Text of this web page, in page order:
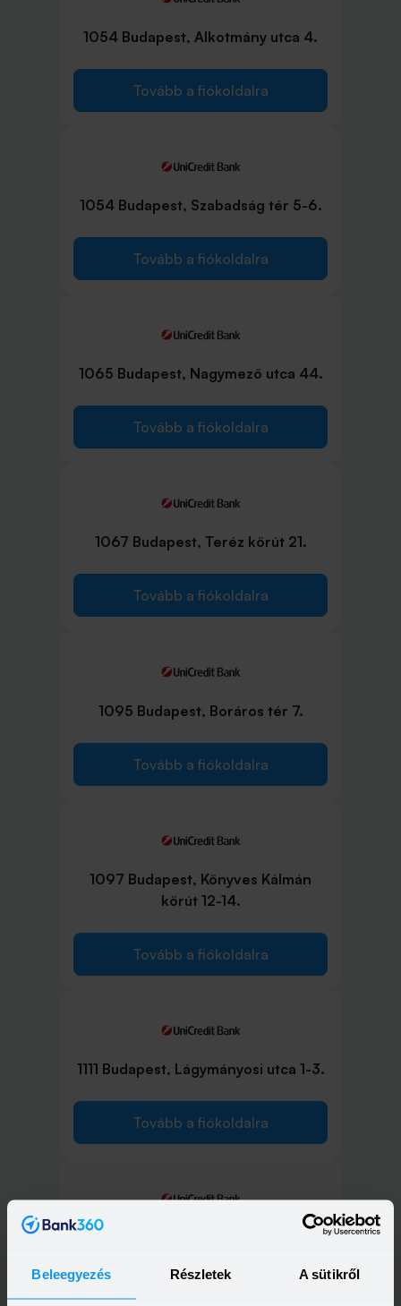
Beleegyezés Részletek A sütikről
1054 Budapest, Alkotmány utca 4.
Tovább a fiókoldalra
1054 Budapest, Szabadság tér 5-6.
Tovább a fiókoldalra
1065 Budapest, Nagymező utca 44.
Tovább a fiókoldalra
1067 Budapest, Teréz körút 21.
Tovább a fiókoldalra
1095 Budapest, Boráros tér 7.
Tovább a fiókoldalra
1097 Budapest, Könyves Kálmán
körút 12-14.
Tovább a fiókoldalra
1111 Budapest, Lágymányosi utca 1-3.
Tovább a fiókoldalra